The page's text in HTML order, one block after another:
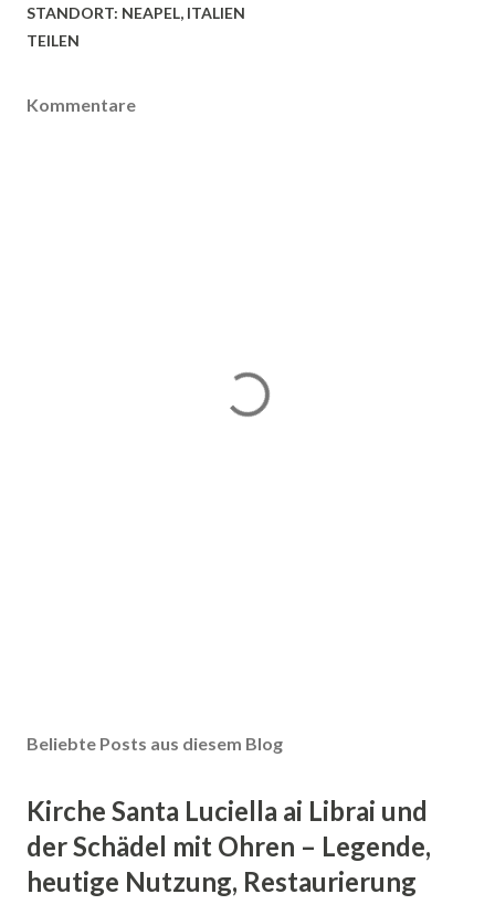
STANDORT: NEAPEL, ITALIEN
TEILEN
Kommentare
Beliebte Posts aus diesem Blog
Kirche Santa Luciella ai Librai und
der Schädel mit Ohren – Legende,
heutige Nutzung, Restaurierung